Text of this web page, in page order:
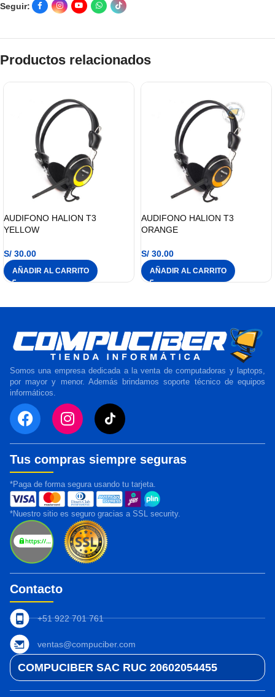
Seguir:
Productos relacionados
AUDIFONO HALION T3
YELLOW
S/ 30.00
AÑADIR AL CARRITO
AUDIFONO HALION T3
ORANGE
S/ 30.00
AÑADIR AL CARRITO
Somos una empresa dedicada a la venta de computadoras y laptops,
por mayor y menor. Además brindamos soporte técnico de equipos
informáticos.
Tus compras siempre seguras
*Paga de forma segura usando tu tarjeta.
*Nuestro sitio es seguro gracias a SSL security.
Contacto
+51 922 701 761
ventas@compuciber.com
COMPUCIBER SAC RUC 20602054455